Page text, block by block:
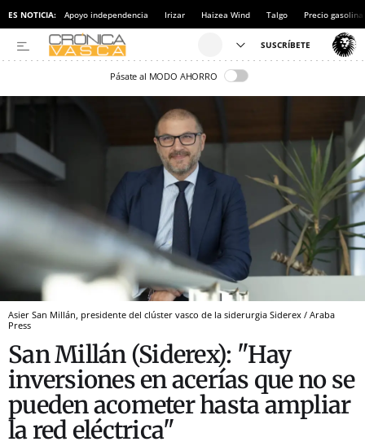
ES NOTICIA: Apoyo independencia Irizar Haizea Wind Talgo Precio gasolina
Pásate al MODO AHORRO
Asier San Millán, presidente del clúster vasco de la siderurgia Siderex / Araba
Press
San Millán (Siderex): "Hay
inversiones en acerías que no se
pueden acometer hasta ampliar
la red eléctrica"